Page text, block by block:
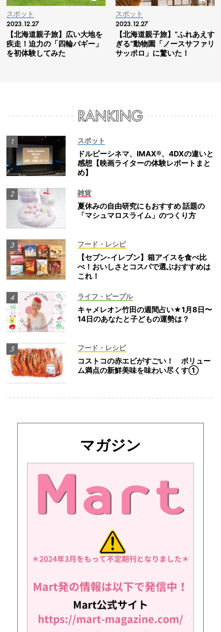
スポット
2023.12.27
【北海道親子旅】広い大地を
疾走！迫力の「四輪バギー」
を初体験してみた
スポット
2023.12.27
【北海道親子旅】“ふれあえす
ぎる”動物園「ノースサファリ
サッポロ」に驚いた！
スポット
ドルビーシネマ、IMAX®、4DXの違いと
感想【映画ライターの体験レポートまと
め】
雑貨
夏休みの自由研究にもおすすめ 話題の
「マシュマロスライム」のつくり方
フード・レシピ
【セブン-イレブン】箱アイスを食べ比
べ！おいしさとコスパで選ぶおすすめは
これ！
ライフ・ピープル
キャメレオン竹田の週間占い★1月8日〜
14日のあなたと子どもの運勢は？
フード・レシピ
コストコの赤エビがすごい！ ボリュー
ム満点の新鮮美味を味わい尽くす①
マガジン